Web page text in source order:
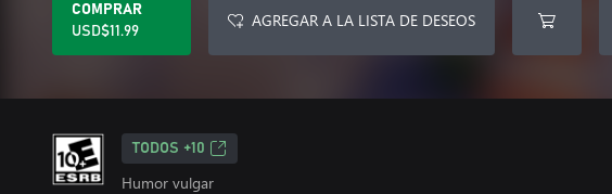
COMPRAR
USD$11.99
AGREGAR A LA LISTA DE DESEOS
TODOS +10
Humor vulgar